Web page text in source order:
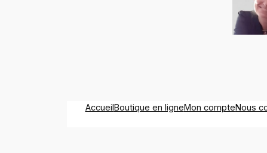
AccueilBoutique en ligneMon compteNous